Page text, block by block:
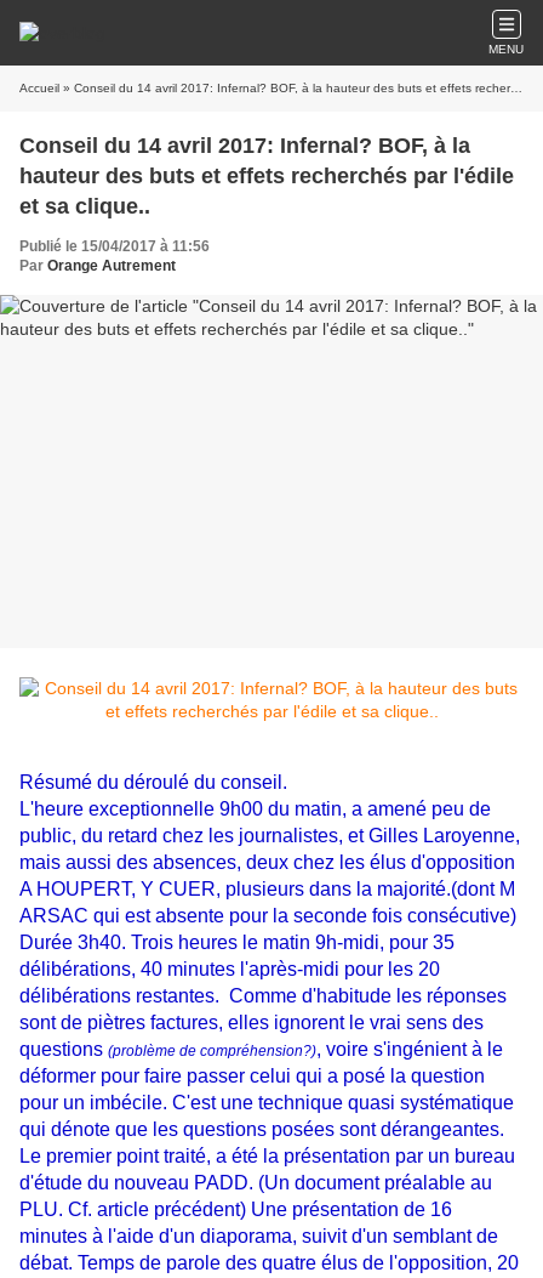
MENU
Accueil » Conseil du 14 avril 2017: Infernal? BOF, à la hauteur des buts et effets recherchés par l'édile et sa clique..
Conseil du 14 avril 2017: Infernal? BOF, à la
hauteur des buts et effets recherchés par l'édile
et sa clique..
Publié le 15/04/2017 à 11:56
Par Orange Autrement
Résumé du déroulé du conseil.
L'heure exceptionnelle 9h00 du matin, a amené peu de
public, du retard chez les journalistes, et Gilles Laroyenne,
mais aussi des absences, deux chez les élus d'opposition
A HOUPERT, Y CUER, plusieurs dans la majorité.(dont M
ARSAC qui est absente pour la seconde fois consécutive)
Durée 3h40. Trois heures le matin 9h-midi, pour 35
délibérations, 40 minutes l'après-midi pour les 20
délibérations restantes. Comme d'habitude les réponses
sont de piètres factures, elles ignorent le vrai sens des
questions (problème de compréhension?), voire s'ingénient à le
déformer pour faire passer celui qui a posé la question
pour un imbécile. C'est une technique quasi systématique
qui dénote que les questions posées sont dérangeantes.
Le premier point traité, a été la présentation par un bureau
d'étude du nouveau PADD. (Un document préalable au
PLU. Cf. article précédent) Une présentation de 16
minutes à l'aide d'un diaporama, suivit d'un semblant de
débat. Temps de parole des quatre élus de l'opposition, 20